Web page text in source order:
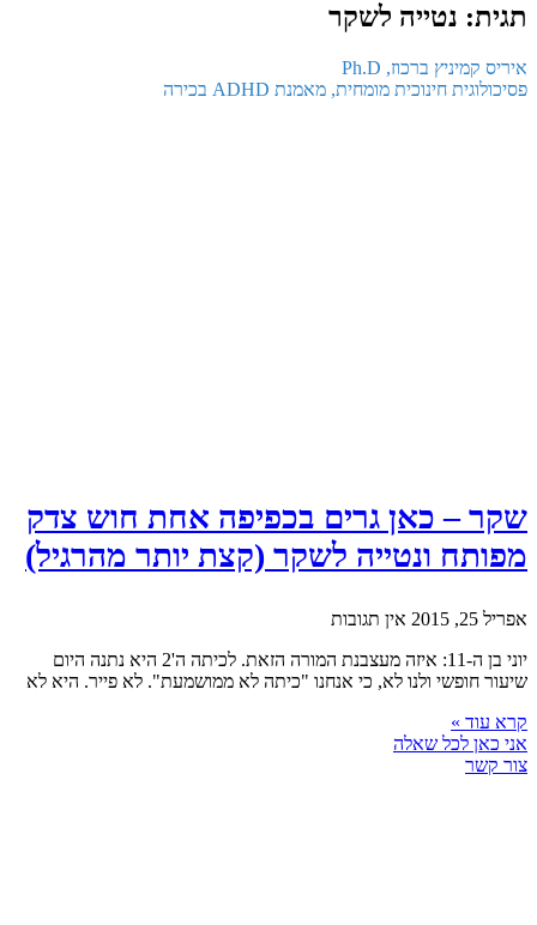
תגית: נטייה לשקר
איריס קמיניץ ברכוז, Ph.D
פסיכולוגית חינוכית מומחית, מאמנת ADHD בכירה
שקר – כאן גרים בכפיפה אחת חוש צדק
מפותח ונטייה לשקר (קצת יותר מהרגיל)
אפריל 25, 2015
אין תגובות
יוני בן ה-11: איזה מעצבנת המורה הזאת. לכיתה ה'2 היא נתנה היום
שיעור חופשי ולנו לא, כי אנחנו "כיתה לא ממושמעת". לא פייר. היא לא
קרא עוד »
אני כאן לכל שאלה
צור קשר